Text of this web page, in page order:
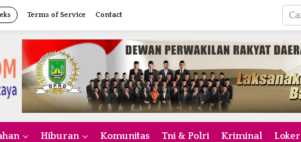
Terms of Service Contact
Hiburan Komunitas Tni & Polri Kriminal Loker